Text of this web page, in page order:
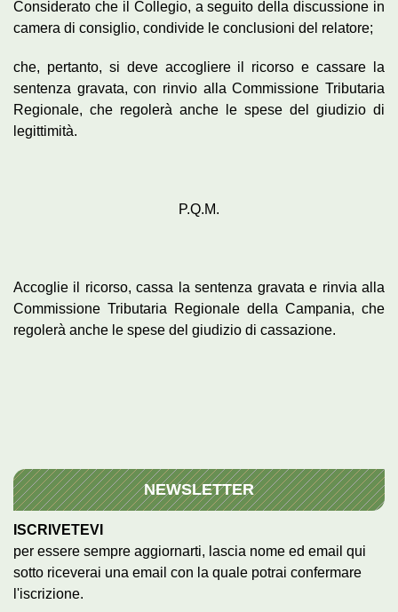
Considerato che il Collegio, a seguito della discussione in
camera di consiglio, condivide le conclusioni del relatore;
che, pertanto, si deve accogliere il ricorso e cassare la
sentenza gravata, con rinvio alla Commissione Tributaria
Regionale, che regolerà anche le spese del giudizio di
legittimità.
P.Q.M.
Accoglie il ricorso, cassa la sentenza gravata e rinvia alla
Commissione Tributaria Regionale della Campania, che
regolerà anche le spese del giudizio di cassazione.
NEWSLETTER
ISCRIVETEVI
per essere sempre aggiornarti, lascia nome ed email qui
sotto riceverai una email con la quale potrai confermare
l'iscrizione.